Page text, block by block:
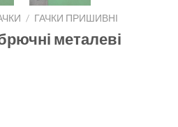
/ ГАЧКИ ПРИШИВНІ
металеві